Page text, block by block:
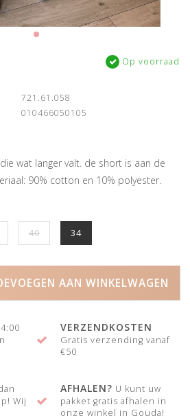
Op voorraad
721.61.058
010466050105
wat langer valt. de short is aan de
90% cotton en 10% polyester.
40 34
AAN WINKELWAGEN
VERZENDKOSTEN
Gratis verzending vanaf
€50
Wij
AFHALEN? U kunt uw
pakket gratis afhalen in
onze winkel in Gouda!